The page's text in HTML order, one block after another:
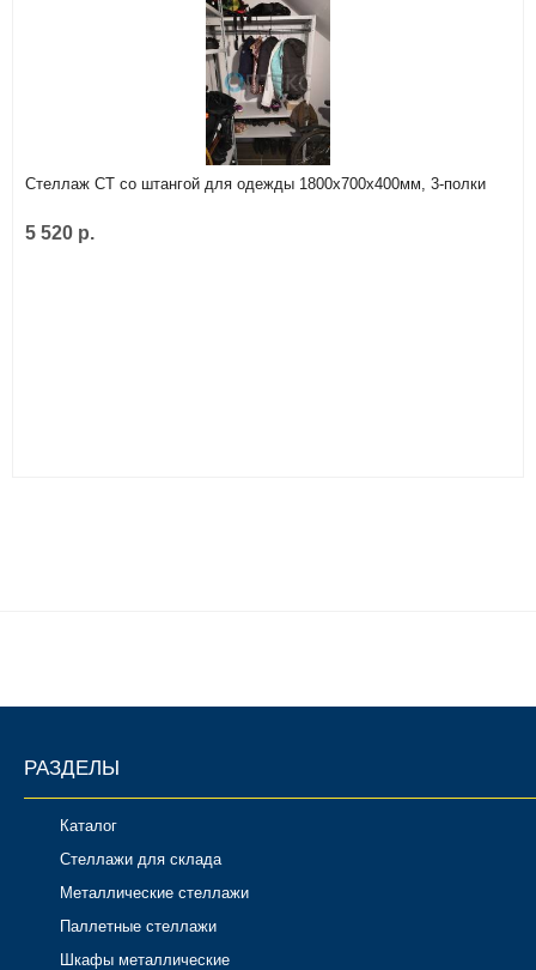
Стеллаж СТ со штангой для одежды 1800х700х400мм, 3-полки
5 520 р.
РАЗДЕЛЫ
Каталог
Стеллажи для склада
Металлические стеллажи
Паллетные стеллажи
Шкафы металлические